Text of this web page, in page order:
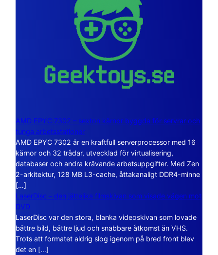
AMD EPYC 7302 – sexton kärnor byggda för servrar och
tunga arbetsstationer
AMD EPYC 7302 är en kraftfull serverprocessor med 16
kärnor och 32 trådar, utvecklad för virtualisering,
databaser och andra krävande arbetsuppgifter. Med Zen
2-arkitektur, 128 MB L3-cache, åttakanaligt DDR4-minne
[…]
LaserDisc – den jättelika filmskivan som visade vägen mot
DVD
LaserDisc var den stora, blanka videoskivan som lovade
bättre bild, bättre ljud och snabbare åtkomst än VHS.
Trots att formatet aldrig slog igenom på bred front blev
det en […]